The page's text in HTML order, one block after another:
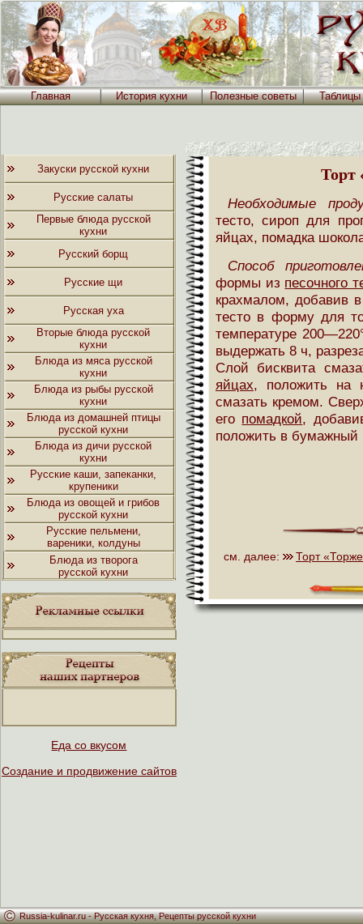
Главная История кухни Полезные советы
Закуски русской кухни
Русские салаты
Первые блюда русской
кухни
Русский борщ
Русские щи
Русская уха
Вторые блюда русской
кухни
Блюда из мяса русской
кухни
Блюда из рыбы русской
кухни
Блюда из домашней птицы
русской кухни
Блюда из дичи русской
кухни
Русские каши, запеканки,
крупеники
Блюда из овощей и грибов
русской кухни
Русские пельмени,
вареники, колдуны
Блюда из творога
русской кухни
Еда со вкусом
Создание и продвижение сайтов
Торт
Необходимые
тесто, сироп для
яйцах, помадка
Способ
формы из песочного
крахмалом, добавив
тесто в форму для
температуре
выдержать 8 ч,
Слой бисквита
яйцах, положить на
смазать кремом.
его помадкой,
положить в бумажный
см. далее: Торт
Russia-kulinar.ru -Русская кухня,Рецепты русской кухни